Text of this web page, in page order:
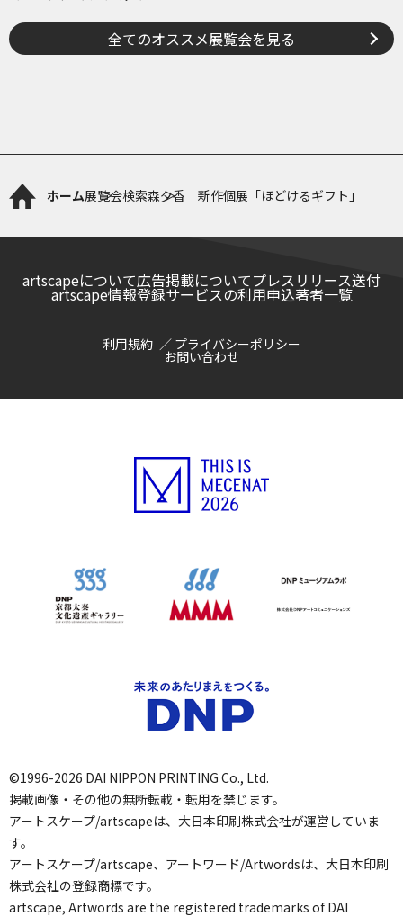
全てのオススメ展覧会を見る
ホーム展覧会検索森夕香 新作個展「ほどけるギフト」
artscapeについて広告掲載についてプレスリリース送付
artscape情報登録サービスの利用申込著者一覧
利用規約 プライバシーポリシー
お問い合わせ
©1996-2026 DAI NIPPON PRINTING Co., Ltd.
掲載画像・その他の無断転載・転用を禁じます。
アートスケープ/artscapeは、大日本印刷株式会社が運営していま
す。
アートスケープ/artscape、アートワード/Artwordsは、大日本印刷
株式会社の登録商標です。
artscape, Artwords are the registered trademarks of DAI